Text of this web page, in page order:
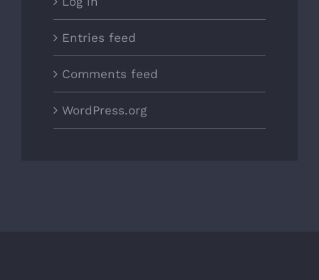
Entries feed
Comments feed
WordPress.org